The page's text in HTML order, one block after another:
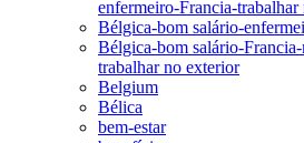
enfermeiro-Francia-
Bélgica-bom salário-
Bélgica-bom salário-
trabalhar no exterior
Belgium
Bélica
bem-estar